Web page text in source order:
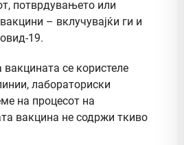
потврдувањето или
– вклучувајќи ги и
19.
се користеле
лабораториски
на процесот на
вакцина не содржи ткиво